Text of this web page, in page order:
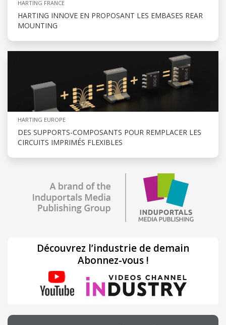
HARTING FRANCE
HARTING INNOVE EN PROPOSANT LES EMBASES REAR
MOUNTING
HARTING EUROPE
DES SUPPORTS-COMPOSANTS POUR REMPLACER LES
CIRCUITS IMPRIMÉS FLEXIBLES
Découvrez l’industrie de demain
Abonnez-vous !